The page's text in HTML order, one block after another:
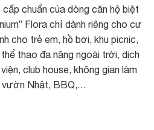
chuẩn của dòng căn hộ biệt
Flora chỉ dành riêng cho cư
cho trẻ em, hồ bơi, khu picnic,
thao đa năng ngoài trời, dịch
club house, không gian làm
vườn Nhật, BBQ,…